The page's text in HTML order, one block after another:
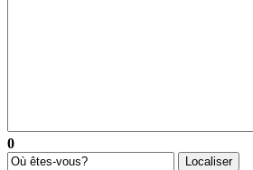
0
Localiser